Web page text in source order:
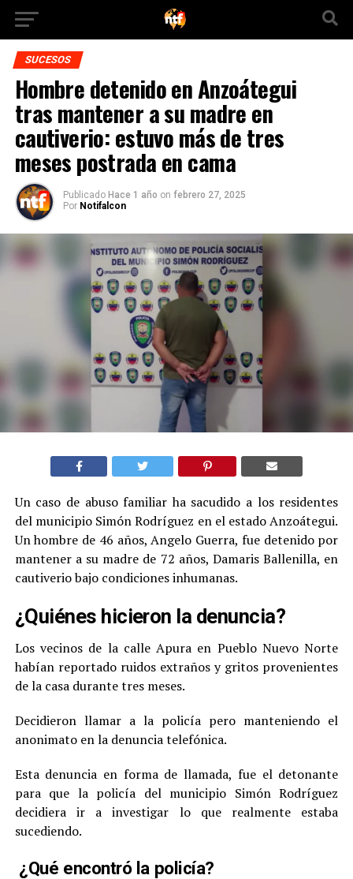
SUCESOS
Hombre detenido en Anzoátegui
tras mantener a su madre en
cautiverio: estuvo más de tres
meses postrada en cama
Publicado Hace 1 año on febrero 27, 2025
Por Notifalcon
Un caso de abuso familiar ha sacudido a los residentes
del municipio Simón Rodríguez en el estado Anzoátegui.
Un hombre de 46 años, Angelo Guerra, fue detenido por
mantener a su madre de 72 años, Damaris Ballenilla, en
cautiverio bajo condiciones inhumanas.
¿Quiénes hicieron la denuncia?
Los vecinos de la calle Apura en Pueblo Nuevo Norte
habían reportado ruidos extraños y gritos provenientes
de la casa durante tres meses.
Decidieron llamar a la policía pero manteniendo el
anonimato en la denuncia telefónica.
Esta denuncia en forma de llamada, fue el detonante
para que la policía del municipio Simón Rodríguez
decidiera ir a investigar lo que realmente estaba
sucediendo.
¿Qué encontró la policía?